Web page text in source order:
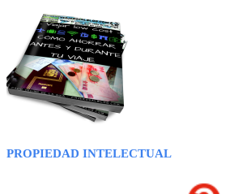
PROPIEDAD INTELECTUAL